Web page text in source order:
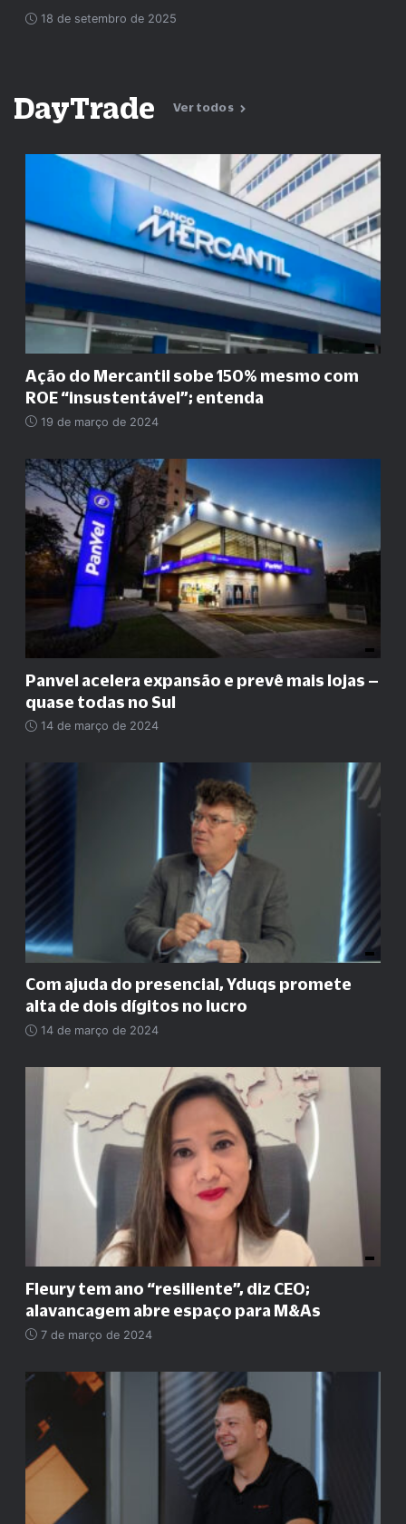
18 de setembro de 2025
DayTrade Ver todos
Ação do Mercantil sobe 150% mesmo com
ROE“insustentável”; entenda
19 de março de 2024
Panvel acelera expansão e prevê mais lojas –
quase todas no Sul
14 de março de 2024
Com ajuda do presencial, Yduqs promete
alta de dois dígitos no lucro
14 de março de 2024
Fleury tem ano “resiliente”, diz CEO;
alavancagem abre espaço para M&As
7 de março de 2024